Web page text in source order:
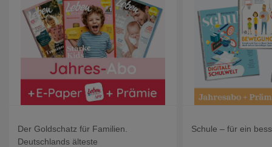
Der Goldschatz für Familien.
Deutschlands älteste
Schule – für ein